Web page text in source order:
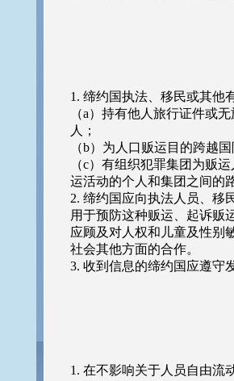
1. 缔约国执法、移民或其他
（a）持有他人旅行证件或
人；
（b）为人口贩运目的跨越
（c）有组织犯罪集团为贩
运活动的个人和集团之间的
2. 缔约国应向执法人员、移
用于预防这种贩运、起诉贩
应顾及对人权和儿童及性别
社会其他方面的合作。
3. 收到信息的缔约国应遵守
1. 在不影响关于人员自由流